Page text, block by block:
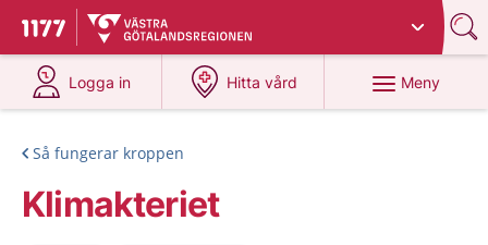
Till startsidan för 1177
Du har valt region
Logga in
på 1177.se
Hitta vård
på 1177.se
Meny
Så fungerar kroppen
Klimakteriet